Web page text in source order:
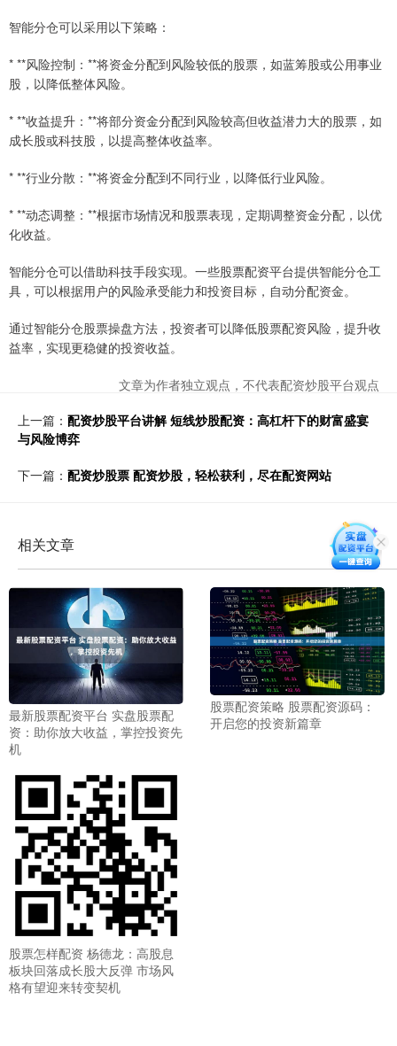
智能分仓可以采用以下策略：
* **风险控制：**将资金分配到风险较低的股票，如蓝筹股或公用事业
股，以降低整体风险。
* **收益提升：**将部分资金分配到风险较高但收益潜力大的股票，如
成长股或科技股，以提高整体收益率。
* **行业分散：**将资金分配到不同行业，以降低行业风险。
* **动态调整：**根据市场情况和股票表现，定期调整资金分配，以优
化收益。
智能分仓可以借助科技手段实现。一些股票配资平台提供智能分仓工
具，可以根据用户的风险承受能力和投资目标，自动分配资金。
通过智能分仓股票操盘方法，投资者可以降低股票配资风险，提升收
益率，实现更稳健的投资收益。
文章为作者独立观点，不代表配资炒股平台观点
上一篇： 配资炒股平台讲解 短线炒股配资：高杠杆下的财富盛宴
与风险博弈
下一篇： 配资炒股票 配资炒股，轻松获利，尽在配资网站
相关文章
最新股票配资平台 实盘股票配
资：助你放大收益，掌控投资先
机
股票配资策略 股票配资源码：
开启您的投资新篇章
股票怎样配资 杨德龙：高股息
板块回落成长股大反弹 市场风
格有望迎来转变契机